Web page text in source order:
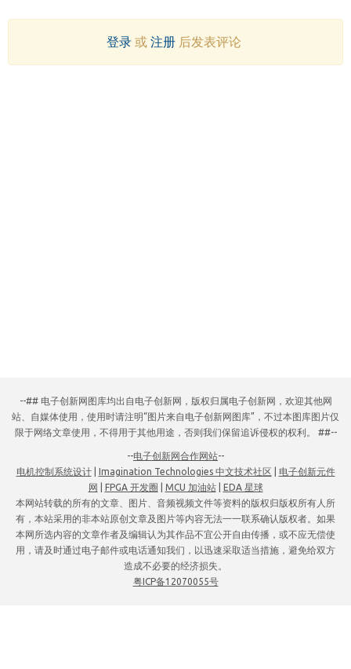
登录或 注册后发表评论
--## 电子创新网图库均出自电子创新网，版权归属电子创新网，欢迎其他网
站、自媒体使用，使用时请注明“图片来自电子创新网图库”，不过本图库图片仅
限于网络文章使用，不得用于其他用途，否则我们保留追诉侵权的权利。 ##--
--电子创新网合作网站--
电机控制系统设计| Imagination Technologies 中文技术社区
电子创新元件
网
FPGA 开发圈 MCU 加油站| EDA 星球
本网站转载的所有的文章、图片、音频视频文件等资料的版权归版权所有人所
有，本站采用的非本站原创文章及图片等内容无法一一联系确认版权者。如果
本网所选内容的文章作者及编辑认为其作品不宜公开自由传播，或不应无偿使
用，请及时通过电子邮件或电话通知我们，以迅速采取适当措施，避免给双方
造成不必要的经济损失。
粤ICP备12070055号